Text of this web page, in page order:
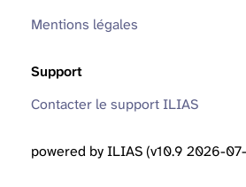
Mentions légales
Support
Contacter le support ILIAS
powered by ILIAS (v10.9 2026-